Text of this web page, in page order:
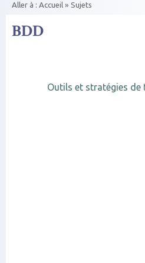
Aller à : Accueil » Sujets
BDD
Outils et stratégies de